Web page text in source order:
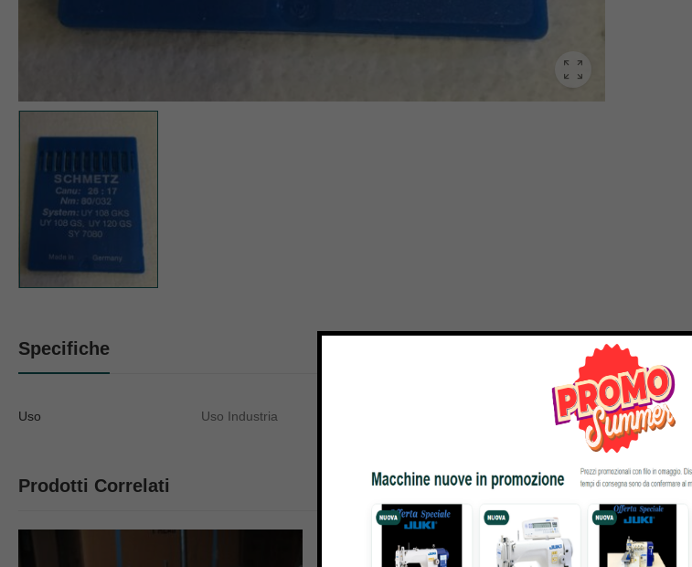
Specifiche
Uso Uso Industria
Prodotti Correlati
15% OFF 20% OFF